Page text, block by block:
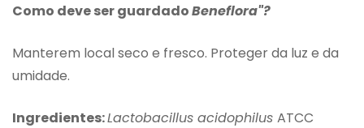
Como deve ser guardadoBeneflora"?
Manterem local seco e fresco. Proteger da luz e da
umidade.
Ingredientes:Lactobacillus acidophilus ATCC